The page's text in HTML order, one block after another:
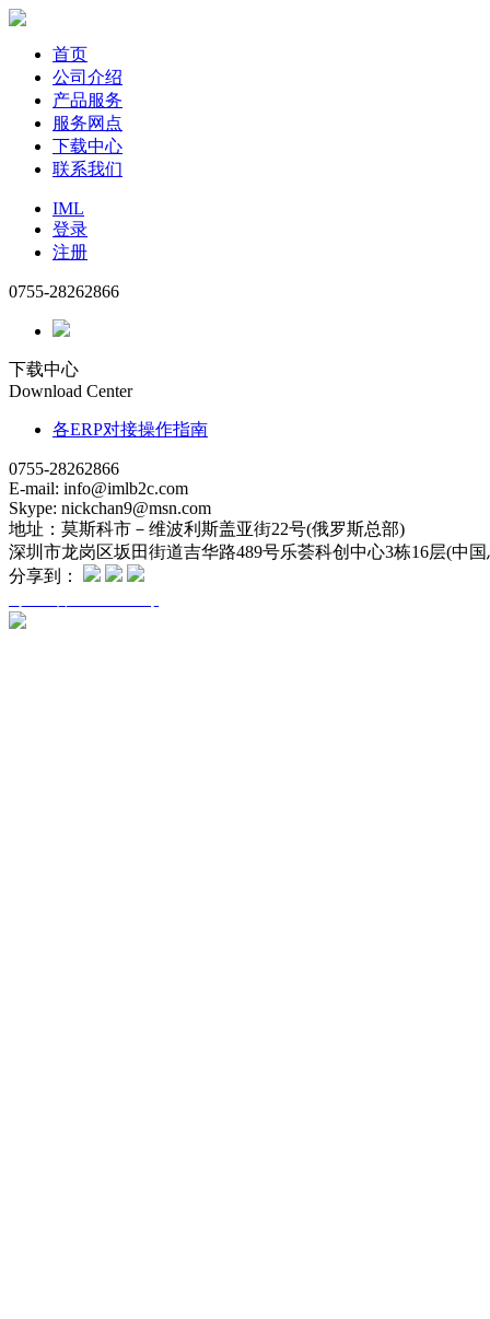
首页
公司介绍
产品服务
服务网点
下载中心
联系我们
IML
登录
注册
0755-28262866
下载中心
Download Center
各ERP对接操作指南
0755-28262866
E-mail: info@imlb2c.com
Skype: nickchan9@msn.com
地址： 莫斯科市－维波利斯盖亚街22号(俄罗斯总部)
深圳市龙岗区坂田街道吉华路489号乐荟科创中心3栋16层(中
分享到：